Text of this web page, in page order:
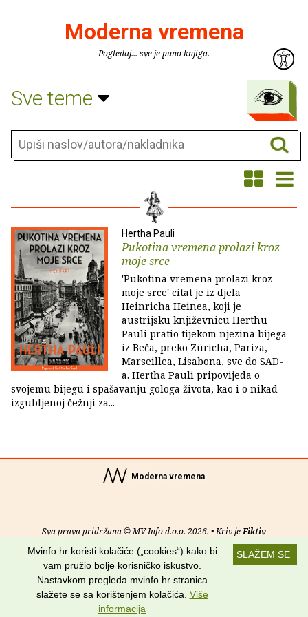
Moderna vremena
Pogledaj... sve je puno knjiga.
Sve teme
Hertha Pauli
Pukotina vremena prolazi kroz
moje srce
'Pukotina vremena prolazi kroz
moje srce' citat je iz djela
Heinricha Heinea, koji je
austrijsku književnicu Herthu
Pauli pratio tijekom njezina bijega
iz Beča, preko Züricha, Pariza,
Marseillea, Lisabona, sve do SAD-
a. Hertha Pauli pripovijeda o
svojemu bijegu i spašavanju gologa života, kao i o nikad
izgubljenoj čežnji za...
Moderna vremena
Sva prava pridržana © MV Info d.o.o. 2026. • Kriv jeFiktiv
Uvjeti korištenja RSS kanali
Potraži nas na:
SLAŽEM SE
Mvinfo.hr koristi kolačiće („cookies“) kako bi
vam pružio bolje korisničko iskustvo.
Nastavkom pregleda mvinfo.hr stranica
slažete se sa korištenjem kolačića. Više
informacija